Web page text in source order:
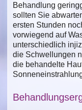
Behandlung
sollten Sie
ersten Stunden
vorwiegend auf
unterschiedlich
die Schwellungen
die behandelte